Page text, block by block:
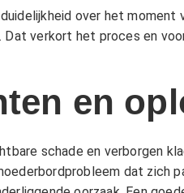
over het moment
verkort het proces en
en
schade en verborgen
dat zich